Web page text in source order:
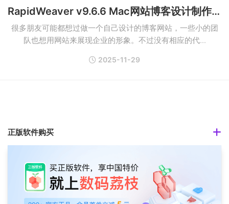
RapidWeaver v9.6.6 Mac网站博客设计制作软件快速建站破解版
很多朋友可能都想过做一个自己设计的博客网站，一些小的团
队也想用网站来展现企业的形象。不过没有相应的代...
2025-11-29
正版软件购买